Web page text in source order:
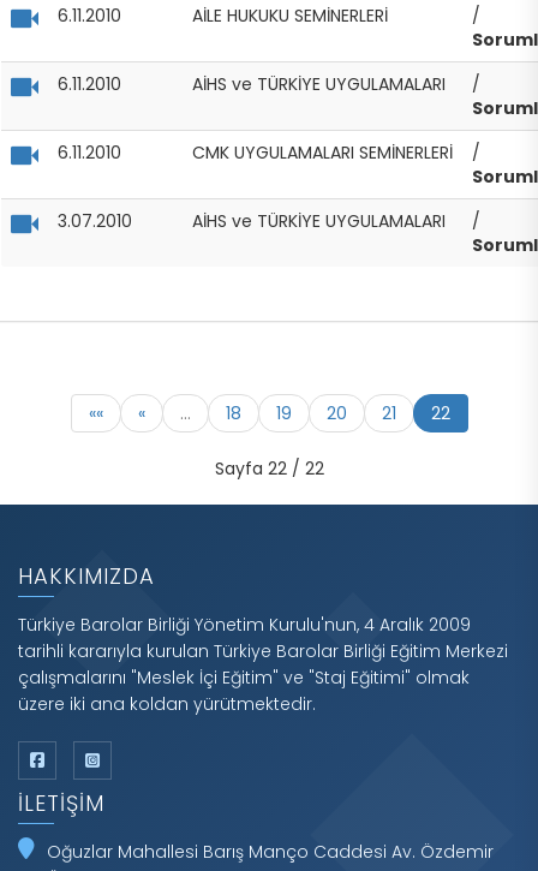
6.11.2010
AİLE HUKUKU SEMİNERLERİ
/
6.11.2010
AİHS ve TÜRKİYE UYGULAMALARI
/
6.11.2010
CMK UYGULAMALARI SEMİNERLERİ
/
3.07.2010
AİHS ve TÜRKİYE UYGULAMALARI
/
«« « … 18 19 20 21 22
Sayfa 22 / 22
HAKKIMIZDA
Türkiye Barolar Birliği Yönetim Kurulu'nun, 4 Aralık 2009
tarihli kararıyla kurulan Türkiye Barolar Birliği Eğitim Merkezi
çalışmalarını "Meslek İçi Eğitim" ve "Staj Eğitimi" olmak
üzere iki ana koldan yürütmektedir.
İLETIŞIM
Oğuzlar Mahallesi Barış Manço Caddesi Av. Özdemir